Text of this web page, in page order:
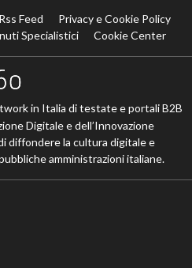
Rss Feed
Privacy e Cookie Policy
Specialistici
Cookie Center
in Italia di testate e portali B2B
Digitale e dell’Innovazione
diffondere la cultura digitale e
amministrazioni italiane.